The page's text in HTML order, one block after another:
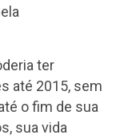
ter
até 2015, sem
o fim de sua
sua vida